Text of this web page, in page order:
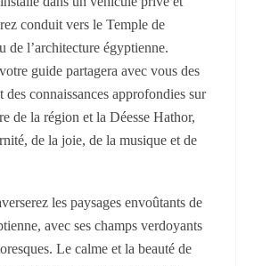
conduit vers le Temple de
de l’architecture égyptienne.
guide partagera avec vous des
des connaissances approfondies sur
de la région et la Déesse Hathor,
de la joie, de la musique et de
les paysages envoûtants de
avec ses champs verdoyants
Le calme et la beauté de